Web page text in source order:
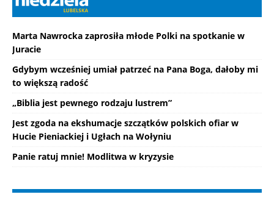
Marta Nawrocka zaprosiła młode Polki na spotkanie w
Juracie
Gdybym wcześniej umiał patrzeć na Pana Boga, dałoby mi
to większą radość
„Biblia jest pewnego rodzaju lustrem”
Jest zgoda na ekshumacje szczątków polskich ofiar w
Hucie Pieniackiej i Ugłach na Wołyniu
Panie ratuj mnie! Modlitwa w kryzysie